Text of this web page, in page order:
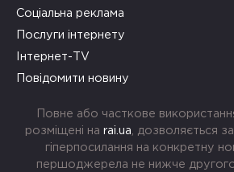
Соціальна реклама
Послуги інтернету
Інтернет-TV
Повідомити новину
Повне або часткове
розміщені на rai.ua , дозволяється
гіперпосилання на конкретну
першоджерела не нижче другого